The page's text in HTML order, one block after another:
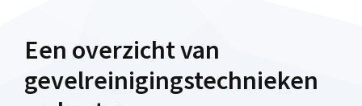
Een overzicht van
gevelreinigingstechnieken